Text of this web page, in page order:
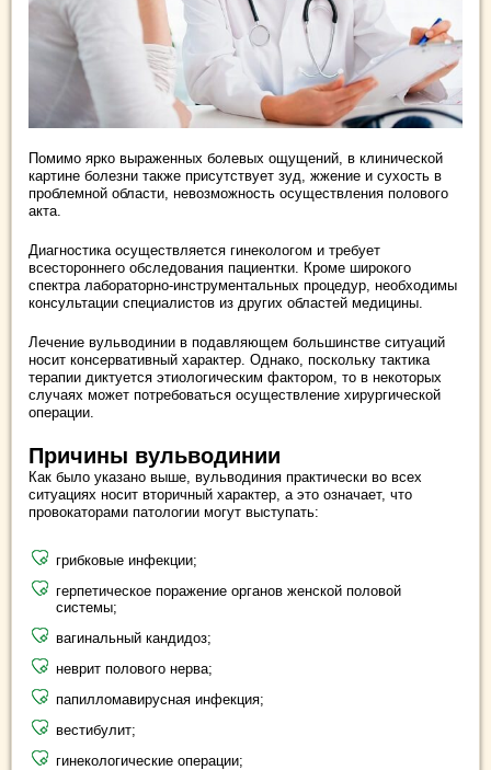
Помимо ярко выраженных болевых ощущений, в клинической
картине болезни также присутствует зуд, жжение и сухость в
проблемной области, невозможность осуществления полового
акта.
Диагностика осуществляется гинекологом и требует
всестороннего обследования пациентки. Кроме широкого
спектра лабораторно-инструментальных процедур, необходимы
консультации специалистов из других областей медицины.
Лечение вульводинии в подавляющем большинстве ситуаций
носит консервативный характер. Однако, поскольку тактика
терапии диктуется этиологическим фактором, то в некоторых
случаях может потребоваться осуществление хирургической
операции.
Причины вульводинии
Как было указано выше, вульводиния практически во всех
ситуациях носит вторичный характер, а это означает, что
провокаторами патологии могут выступать:
грибковые инфекции;
герпетическое поражение органов женской половой
системы;
вагинальный кандидоз;
неврит полового нерва;
папилломавирусная инфекция;
вестибулит;
гинекологические операции;